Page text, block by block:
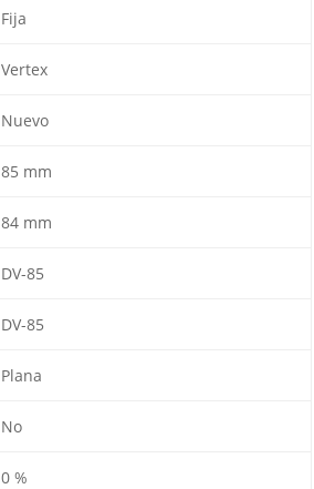
Fija
Vertex
Nuevo
85 mm
84 mm
DV-85
DV-85
Plana
No
0 %